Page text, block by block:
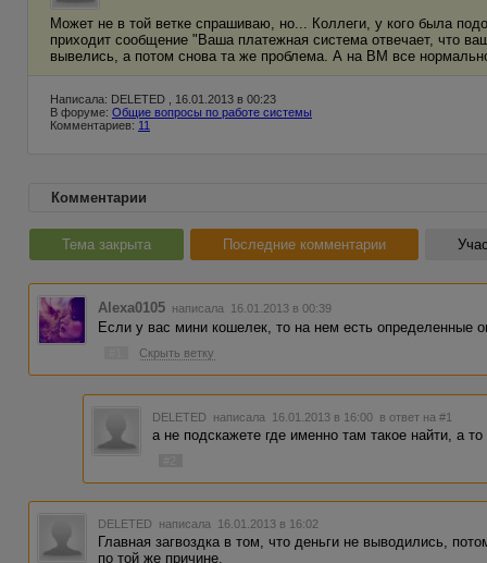
Может не в той ветке спрашиваю, но... Коллеги, у кого была
приходит сообщение "Ваша платежная система отвечает, что
вывелись, а потом снова та же проблема. А на ВМ все
Написала: DELETED , 16.01.2013 в 00:23
В форуме: Общие вопросы по работе системы
Комментариев: 11
Комментарии
Тема закрыта Последние комментарии
Alexa0105 написала 16.01.2013 в 00:39
Если у вас мини кошелек, то на нем есть определенные
Скрыть ветку
DELETED написала 16.01.2013 в 16:00 в ответ на #1
а не подскажете где именно там такое найти, а
DELETED написала 16.01.2013 в 16:02
Главная загвоздка в том, что деньги не выводились,
по той же причине.